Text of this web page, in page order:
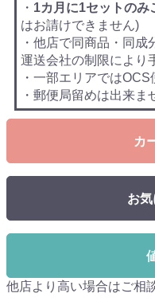
・ 1カ月に1セットのみ
はお請けできません)
・他店で同商品・同成
運送会社の制限により
・一部エリアでは
・郵便局留めは出来ま
カ
お
他店より高い場合はご相